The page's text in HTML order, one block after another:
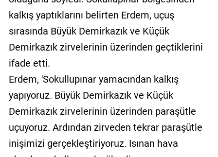
kalkış yaptıklarını belirten Erdem, uçuş
sırasında Büyük Demirkazık ve Küçük
Demirkazık zirvelerinin üzerinden geçtiklerini
ifade etti.
Erdem, 'Sokullupınar yamacından kalkış
yapıyoruz. Büyük Demirkazık ve Küçük
Demirkazık zirvelerinin üzerinden paraşütle
uçuyoruz. Ardından zirveden tekrar paraşütle
inişimizi gerçekleştiriyoruz. Isınan hava